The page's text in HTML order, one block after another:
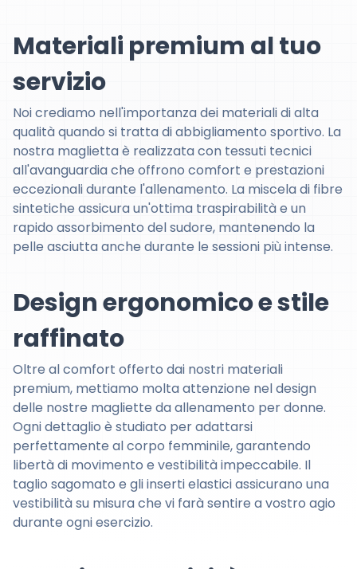
Materiali premium al tuo
servizio
Noi crediamo nell'importanza dei materiali di alta
qualità quando si tratta di abbigliamento sportivo. La
nostra maglietta è realizzata con tessuti tecnici
all'avanguardia che offrono comfort e prestazioni
eccezionali durante l'allenamento. La miscela di fibre
sintetiche assicura un'ottima traspirabilità e un
rapido assorbimento del sudore, mantenendo la
pelle asciutta anche durante le sessioni più intense.
Design ergonomico e stile
raffinato
Oltre al comfort offerto dai nostri materiali
premium, mettiamo molta attenzione nel design
delle nostre magliette da allenamento per donne.
Ogni dettaglio è studiato per adattarsi
perfettamente al corpo femminile, garantendo
libertà di movimento e vestibilità impeccabile. Il
taglio sagomato e gli inserti elastici assicurano una
vestibilità su misura che vi farà sentire a vostro agio
durante ogni esercizio.